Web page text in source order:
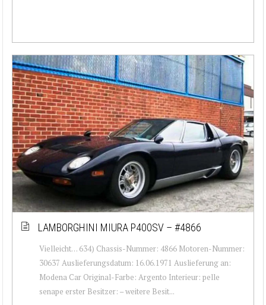
LAMBORGHINI MIURA P400SV – #4866
Vielleicht… 634) Chassis-Nummer: 4866 Motoren-Nummer:
30637 Auslieferungsdatum: 16.06.1971 Auslieferung an:
Modena Car Original-Farbe: Argento Interieur: pelle
senape erster Besitzer: – weitere Besit...